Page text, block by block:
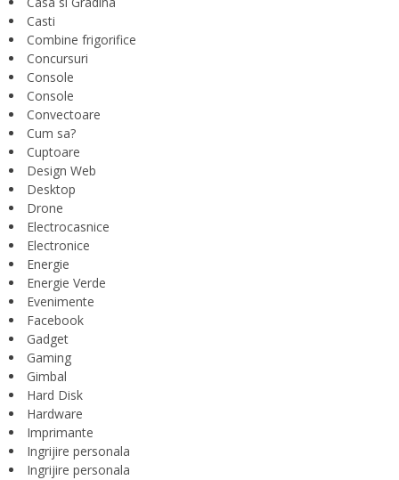
Casti
Combine frigorifice
Concursuri
Console
Console
Convectoare
Cum sa?
Cuptoare
Design Web
Desktop
Drone
Electrocasnice
Electronice
Energie
Energie Verde
Evenimente
Facebook
Gadget
Gaming
Gimbal
Hard Disk
Hardware
Imprimante
Ingrijire personala
Ingrijire personala